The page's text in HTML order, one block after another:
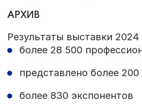
АРХИВ
Результаты выставки 2024
более 28 500
представлено более 200
более 830 экспонентов